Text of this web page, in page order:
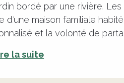
bordé par une rivière.
d'une maison familiale
et la volonté de
la suite